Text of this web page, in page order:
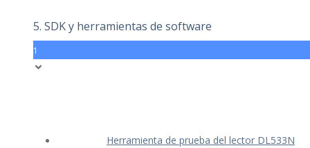
5. SDK y herramientas de software
1
Herramienta de prueba del lector DL533N